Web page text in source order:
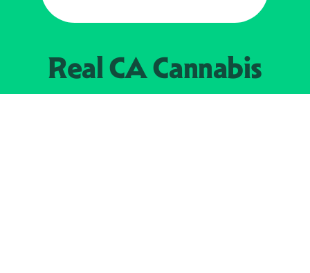
Real CACannabis